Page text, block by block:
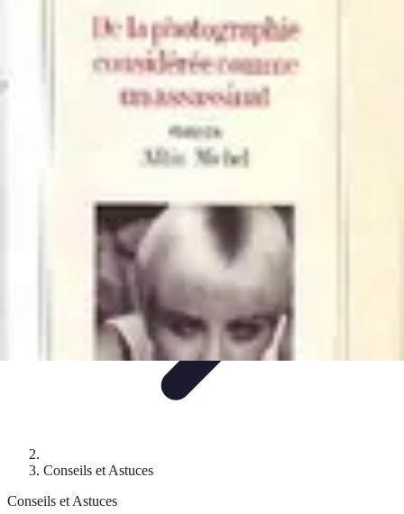
Aventures Aériennes
Aventures et ExpériencesParapenteVol en
Montgolfière
Aventures Aériennes
Conseils et Astuces
Conseils et Astuces